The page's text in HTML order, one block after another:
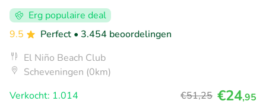
Erg populaire deal
9.5
Perfect • 3.454 beoordelingen
El Niño Beach Club
Scheveningen (0km)
Verkocht: 1.014
€51,25 €24,95